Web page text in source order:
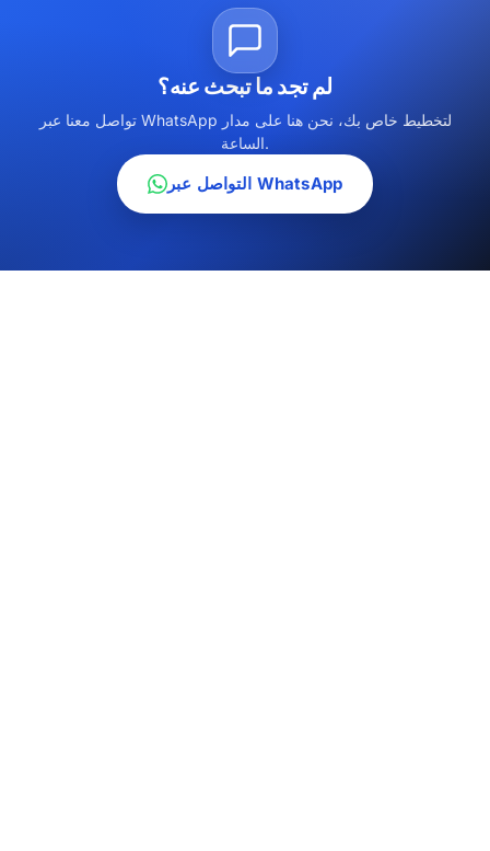
لم تجد ما تبحث عنه؟
تواصل معنا عبر WhatsApp لتخطيط خاص بك، نحن هنا على مدار
الساعة.
التواصل عبر WhatsApp